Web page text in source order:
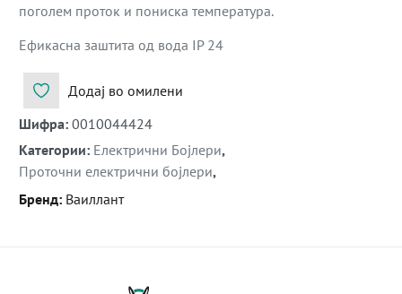
поголем проток и пониска температура.
Ефикасна заштита од вода IP 24
Додај во омилени
Шифра: 0010044424
Категории: Електрични Бојлери,
Проточни електрични бојлери,
Бренд: Ваиллант